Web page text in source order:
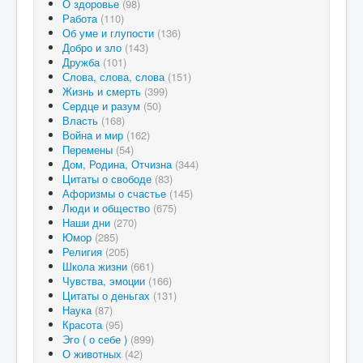
О здоровье (98)
Работа (110)
Об уме и глупости (136)
Добро и зло (143)
Дружба (101)
Слова, слова, слова (151)
Жизнь и смерть (399)
Сердце и разум (50)
Власть (168)
Война и мир (162)
Перемены (54)
Дом, Родина, Отчизна (344)
Цитаты о свободе (83)
Афоризмы о счастье (145)
Люди и общество (675)
Наши дни (270)
Юмор (285)
Религия (205)
Школа жизни (661)
Чувства, эмоции (166)
Цитаты о деньгах (131)
Наука (87)
Красота (95)
Эго ( о себе ) (899)
О животных (42)